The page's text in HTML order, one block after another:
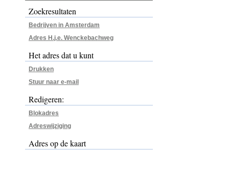
Zoekresultaten
Bedrijven in Amsterdam
Adres H.j.e. Wenckebachweg
Het adres dat u kunt
Drukken
Stuur naar e-mail
Redigeren:
Blokadres
Adreswijziging
Adres op de kaart